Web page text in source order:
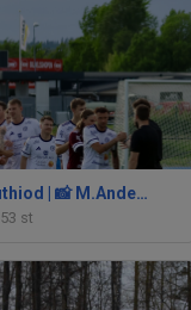
MIF - IK Gauthiod | 📸 M.Andersson
53 st